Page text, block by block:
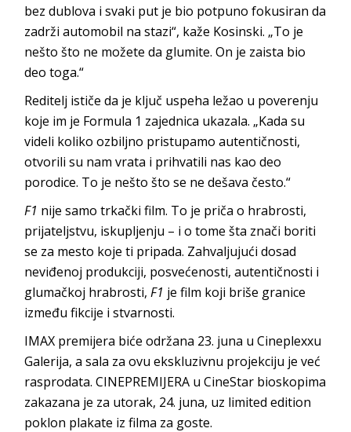
bez dublova i svaki put je bio potpuno fokusiran da
zadrži automobil na stazi“, kaže Kosinski. „To je
nešto što ne možete da glumite. On je zaista bio
deo toga.“
Reditelj ističe da je ključ uspeha ležao u poverenju
koje im je Formula 1 zajednica ukazala. „Kada su
videli koliko ozbiljno pristupamo autentičnosti,
otvorili su nam vrata i prihvatili nas kao deo
porodice. To je nešto što se ne dešava često.“
F1 nije samo trkački film. To je priča o hrabrosti,
prijateljstvu, iskupljenju – i o tome šta znači boriti
se za mesto koje ti pripada. Zahvaljujući dosad
neviđenoj produkciji, posvećenosti, autentičnosti i
glumačkoj hrabrosti,F1 je film koji briše granice
između fikcije i stvarnosti.
IMAX premijera biće održana 23. juna u Cineplexxu
Galerija, a sala za ovu ekskluzivnu projekciju je već
rasprodata. CINEPREMIJERA u CineStar bioskopima
zakazana je za utorak, 24. juna, uz limited edition
poklon plakate iz filma za goste.